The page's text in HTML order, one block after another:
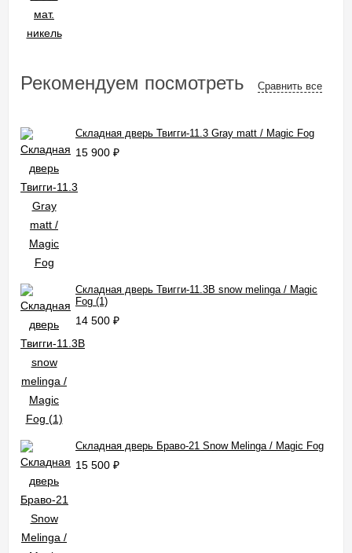
Рекомендуем посмотреть Сравнить все
Складная дверь Твигги-11.3 Gray matt / Magic Fog
15 900 ₽
Складная дверь Твигги-11.3B snow melinga / Magic
Fog (1)
14 500 ₽
Складная дверь Браво-21 Snow Melinga / Magic Fog
15 500 ₽